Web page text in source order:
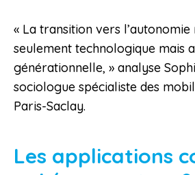
« La transition vers l’autonomie
seulement technologique mais
générationnelle, » analyse
sociologue spécialiste des
Paris-Saclay.
Les applications